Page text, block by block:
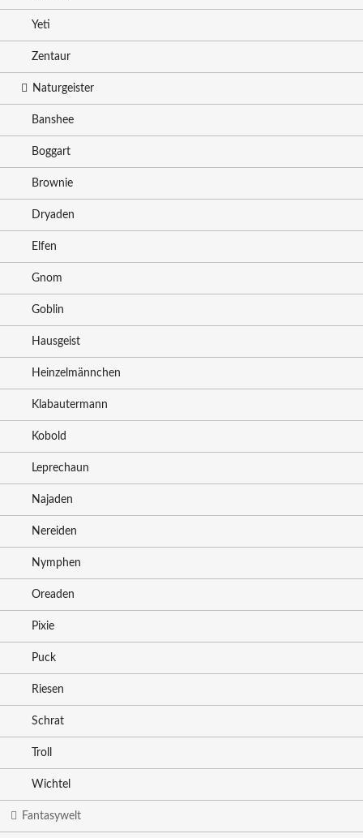
Yeti
Zentaur
Naturgeister
Banshee
Boggart
Brownie
Dryaden
Elfen
Gnom
Goblin
Hausgeist
Heinzelmännchen
Klabautermann
Kobold
Leprechaun
Najaden
Nereiden
Nymphen
Oreaden
Pixie
Puck
Riesen
Schrat
Troll
Wichtel
Fantasywelt